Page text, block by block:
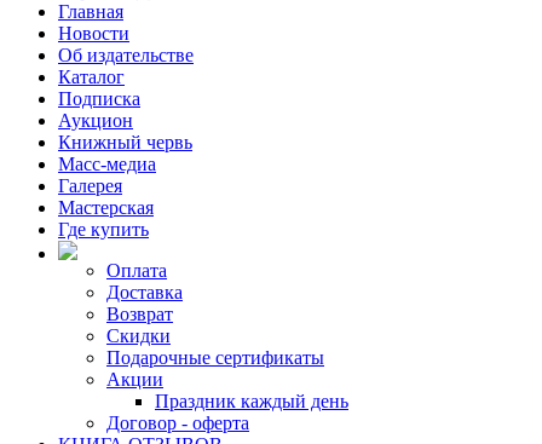
Главная
Новости
Об издательстве
Каталог
Подписка
Аукцион
Книжный червь
Масс-медиа
Галерея
Мастерская
Где купить
Оплата
Доставка
Возврат
Скидки
Подарочные сертификаты
Акции
Праздник каждый день
Договор - оферта